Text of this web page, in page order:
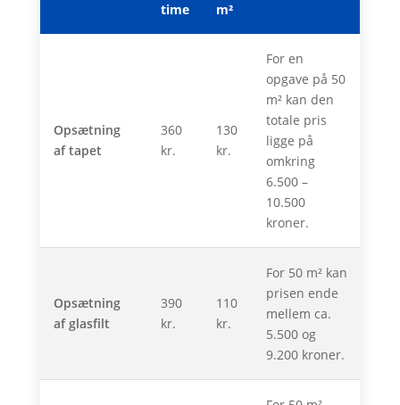
time
m²
Opsætning
af tapet
360
kr.
130
kr.
For en
opgave på 50
m² kan den
totale pris
ligge på
omkring
6.500 –
10.500
kroner.
Opsætning
af glasfilt
390
kr.
110
kr.
For 50 m² kan
prisen ende
mellem ca.
5.500 og
9.200 kroner.